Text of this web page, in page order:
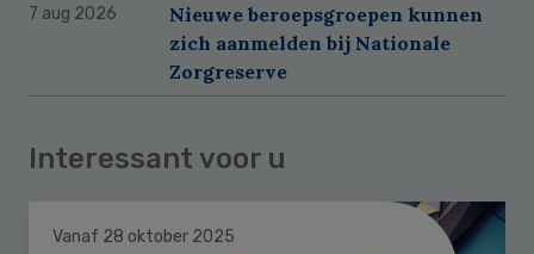
7 aug 2026
Nieuwe beroepsgroepen kunnen
zich aanmelden bij Nationale
Zorgreserve
Interessant voor u
Vanaf 28 oktober 2025